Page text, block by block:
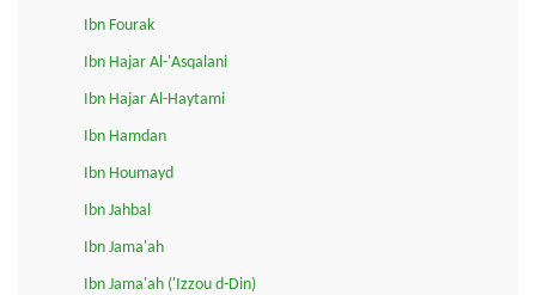
Ibn Fourak
Ibn Hajar Al-'Asqalani
Ibn Hajar Al-Haytami
Ibn Hamdan
Ibn Houmayd
Ibn Jahbal
Ibn Jama'ah
Ibn Jama'ah ('Izzou d-Din)